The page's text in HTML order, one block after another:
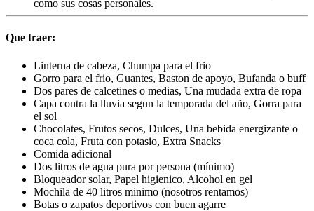
como sus cosas personales.
Que traer:
Linterna de cabeza, Chumpa para el frio
Gorro para el frio, Guantes, Baston de apoyo, Bufanda o buff
Dos pares de calcetines o medias, Una mudada extra de ropa
Capa contra la lluvia segun la temporada del año, Gorra para
el sol
Chocolates, Frutos secos, Dulces, Una bebida energizante o
coca cola, Fruta con potasio, Extra Snacks
Comida adicional
Dos litros de agua pura por persona (mínimo)
Bloqueador solar, Papel higienico, Alcohol en gel
Mochila de 40 litros minimo (nosotros rentamos)
Botas o zapatos deportivos con buen agarre